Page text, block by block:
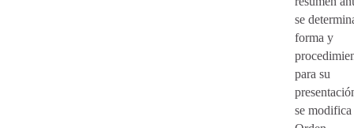
se
forma y
para su
se modifica